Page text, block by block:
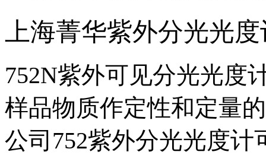
上海菁华紫外分光光
752N紫外可见分光光度
样品物质作定性和定量
公司752紫外分光光度